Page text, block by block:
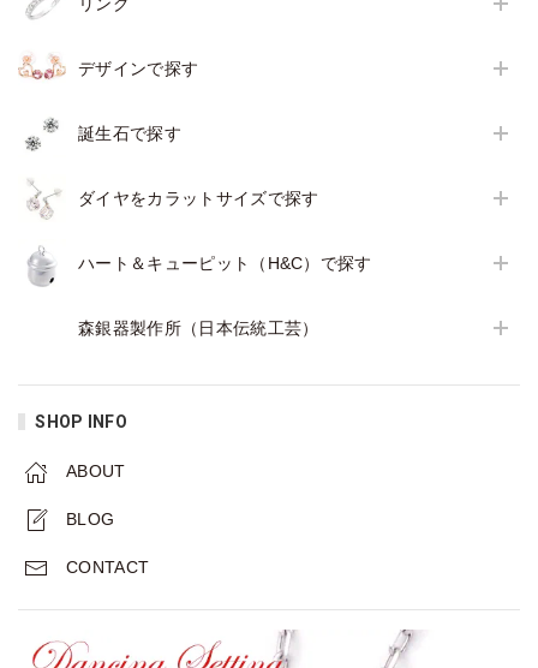
デザインで探す
誕生石で探す
ダイヤをカラットサイズで探す
ハート＆キューピット（H&C）で探す
森銀器製作所（日本伝統工芸）
SHOP INFO
ABOUT
BLOG
CONTACT